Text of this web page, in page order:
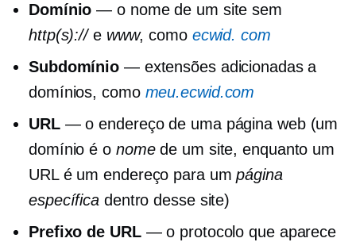
Domínio — o nome de um site sem
http(s)://e www, como ecwid. com
Subdomínio — extensões adicionadas a
domínios, como meu.ecwid.com
URL— o endereço de uma página web (um
domínio é o nomede um site, enquanto um
URL é um endereço para umpágina
específica dentro desse site)
Prefixo de URL— o protocolo que aparece